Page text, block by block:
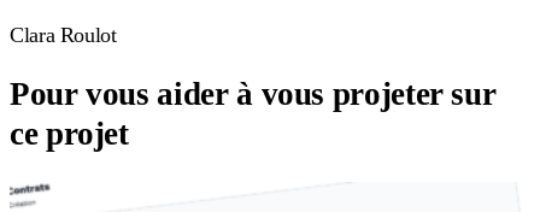
Clara Roulot
Pour vous aider à vous projeter sur
ce projet